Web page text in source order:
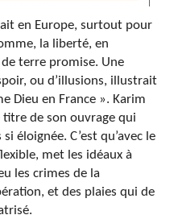
en Europe, surtout pour
la liberté, en
terre promise. Une
ou d’illusions, illustrait
Dieu en France ». Karim
titre de son ouvrage qui
éloignée. C’est qu’avec le
met les idéaux à
les crimes de la
et des plaies qui de